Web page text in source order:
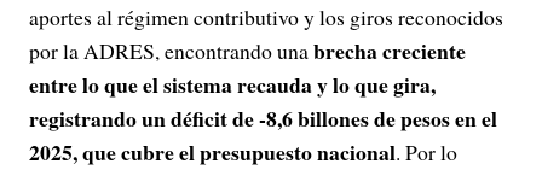
aportes al régimen contributivo y los giros reconocidos
por la ADRES, encontrando unabrecha creciente
entre lo que el sistema recauda y lo que gira,
registrando un déficit de -8,6 billones de pesos en el
2025, que cubre el presupuesto nacional. Por lo